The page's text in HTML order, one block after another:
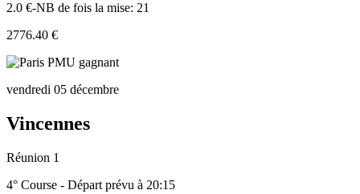
2.0 €-NB de fois la mise: 21
2776.40 €
vendredi 05 décembre
Vincennes
Réunion 1
4° Course - Départ prévu à 20:15